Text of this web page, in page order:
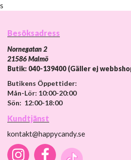
s
Besöksadress
Nornegatan 2
21586 Malmö
Butik: 040-139400 (Gäller ej
Butikens Öppettider:
Mån-Lör: 10:00-20:00
Sön: 12:00-18:00
Kundtjänst
kontakt@happycandy.se